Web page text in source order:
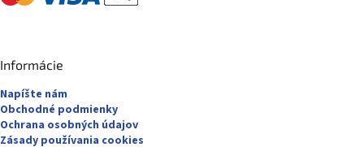
Informácie
Napíšte nám
Obchodné podmienky
Ochrana osobných údajov
Zásady používania cookies